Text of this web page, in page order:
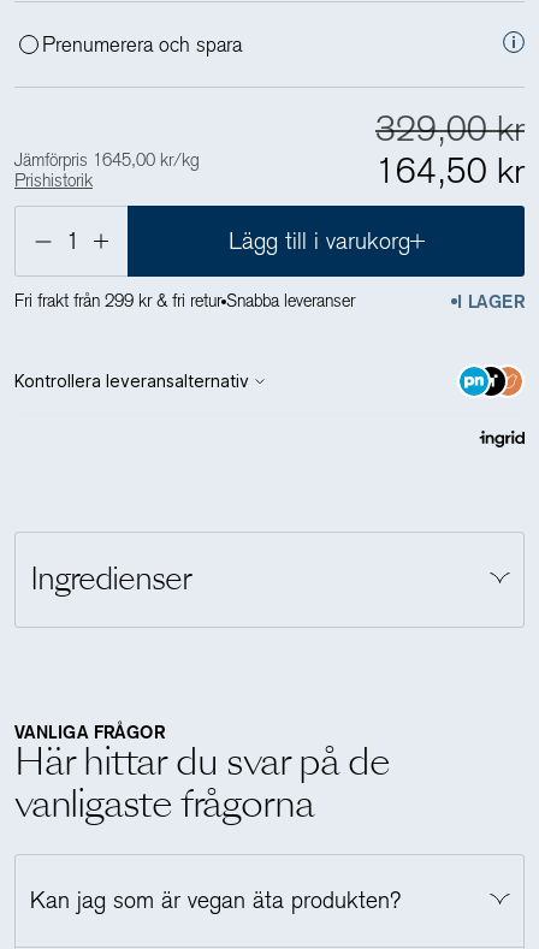
Prenumerera och spara
Jämförpris 1645,00 kr/kg
Prishistorik
329,00 kr
164,50 kr
1 Lägg till i varukorg
Fri frakt från 299 kr & fri retur Snabba leveranser I LAGER
Ingredienser
VANLIGA FRÅGOR
Här hittar du svar på de
vanligaste frågorna
Kan jag som är vegan äta produkten?